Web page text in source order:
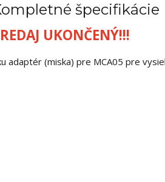
špecifikácie
UKONČENÝ!!!
adaptér (miska) pre MCA05 pre